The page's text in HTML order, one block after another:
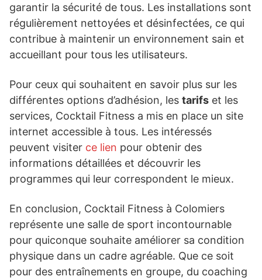
garantir la sécurité de tous. Les installations sont
régulièrement nettoyées et désinfectées, ce qui
contribue à maintenir un environnement sain et
accueillant pour tous les utilisateurs.
Pour ceux qui souhaitent en savoir plus sur les
différentes options d’adhésion, les tarifs et les
services, Cocktail Fitness a mis en place un site
internet accessible à tous. Les intéressés
peuvent visiter ce lien pour obtenir des
informations détaillées et découvrir les
programmes qui leur correspondent le mieux.
En conclusion, Cocktail Fitness à Colomiers
représente une salle de sport incontournable
pour quiconque souhaite améliorer sa condition
physique dans un cadre agréable. Que ce soit
pour des entraînements en groupe, du coaching